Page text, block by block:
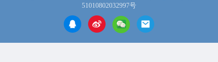
51010802032997号